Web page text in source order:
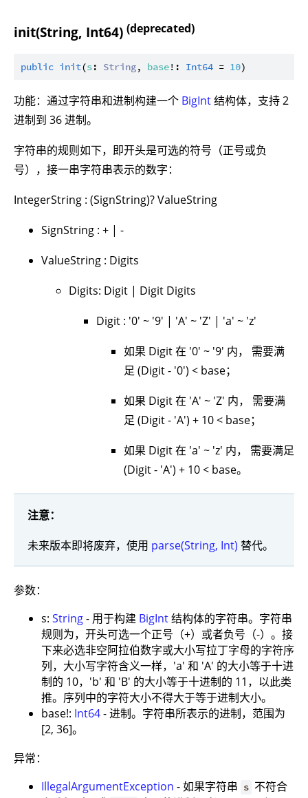
init(String, Int64) (deprecated)
public init(s: String, base!: Int64 = 10
功能：通过字符串和进制构建一个 BigInt结构体，支持 2
进制到 36 进制。
字符串的规则如下，即开头是可选的符号（正号或负
号），接一串字符串表示的数字：
IntegerString : (SignString)? ValueString
SignString : + | -
ValueString : Digits
Digits: Digit | Digit Digits
Digit : '0' ~ '9' | 'A' ~ 'Z' | 'a' ~ 'z'
如果 Digit 在 '0' ~ '9' 内， 需要满
足 (Digit - '0') < base；
如果 Digit 在 'A' ~ 'Z' 内， 需要满
足 (Digit - 'A') + 10 < base；
如果 Digit 在 'a' ~ 'z' 内， 需要满足
(Digit - 'A') + 10 < base。
注意：
未来版本即将废弃，使用 parse(String, Int) 替代。
参数：
s: String- 用于构建 BigInt结构体的字符串。字符串
规则为，开头可选一个正号（+）或者负号（-）。接
下来必选非空阿拉伯数字或大小写拉丁字母的字符序
列，大小写字符含义一样，'a' 和 'A' 的大小等于十进
制的 10，'b' 和 'B' 的大小等于十进制的 11，以此类
推。序列中的字符大小不得大于等于进制大小。
base!: Int64- 进制。字符串所表示的进制，范围为
[2, 36]。
异常：
IllegalArgumentException - 如果字符串 s 不符合